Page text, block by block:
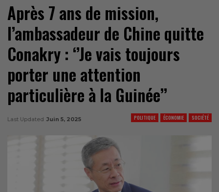
Après 7 ans de mission,
l’ambassadeur de Chine quitte
Conakry : ‘’Je vais toujours
porter une attention
particulière à la Guinée’’
POLITIQUE ÉCONOMIE SOCIÉTÉ
Last Updated Juin 5, 2025